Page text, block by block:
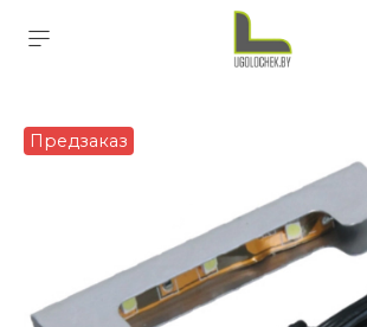
Предзаказ